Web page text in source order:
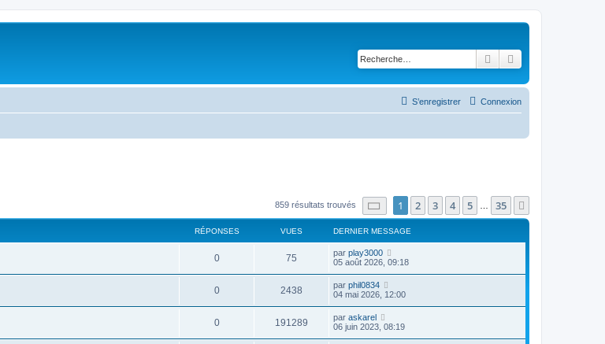
Rechercher
Connexion
S’enregistrer
859 résultats trouvés Page sur35
1 2 3 4 5 35
RÉPONSES VUES DERNIER MESSAGE
0 75 par play3000
05 août 2026, 09:18
0 2438 par phil0834
04 mai 2026, 12:00
0 191289 par askarel
06 juin 2023, 08:19